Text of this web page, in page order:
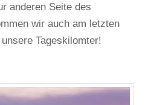
anderen Seite des
wir auch am letzten
Tageskilomter!